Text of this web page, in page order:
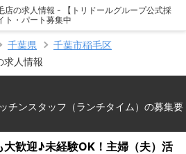
店の求人情報 - 【トリドールグループ公式採
ト・パート募集中
千葉県
千葉市稲毛区
求人情報
チンスタッフ（ランチタイム）の募集要
大歓迎♪未経験OK！主婦（夫）活